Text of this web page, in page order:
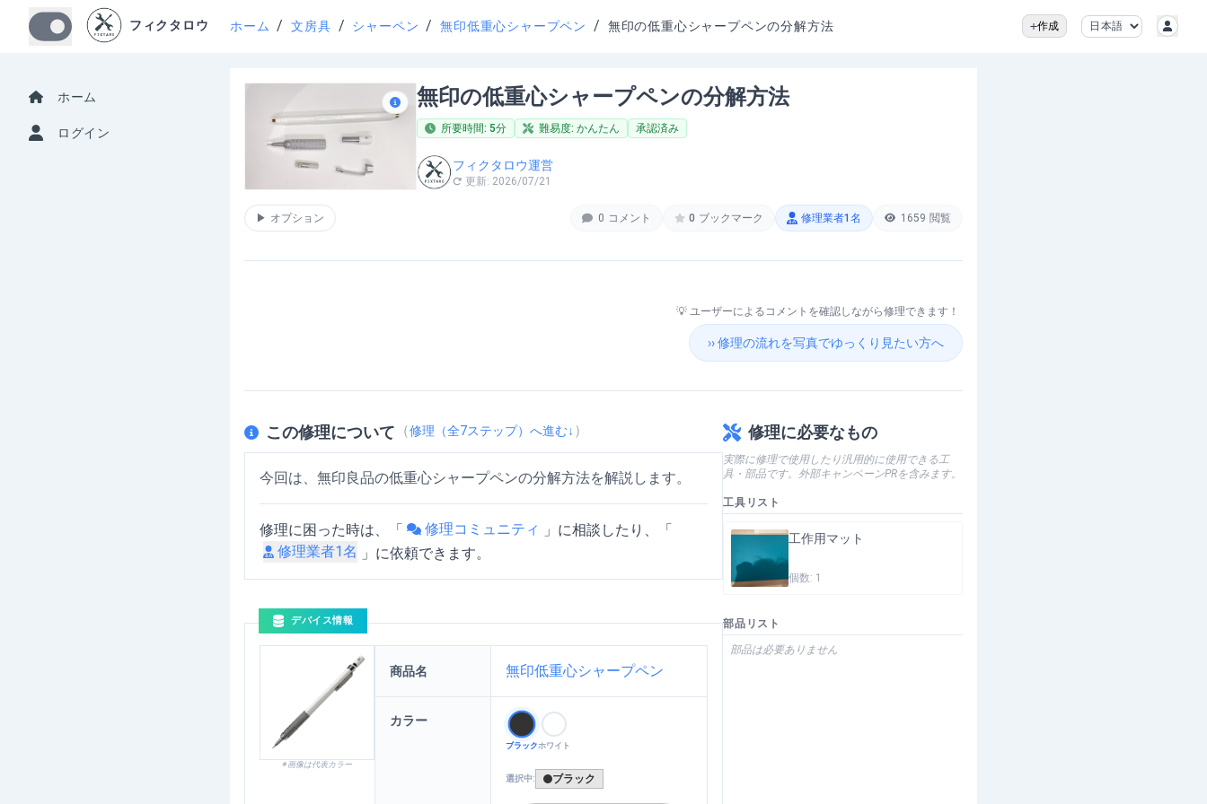
ホーム
ログイン
フィクタロウ ホーム / 文房具 / シャーペン / 無印低重心シャープペン / 無印の低重心シャープペンの分解方法 作成
無印の低重心シャープペンの分解方法
所要時間: 5分 難易度: かんたん 承認済み
フィクタロウ運営
更新: 2026/07/21
▶ オプション 0 コメント 0 ブックマーク 修理業者1 名 1659 閲覧
無印の低重心シャープペンの分解方法 を動画で確認
💡 ユーザーによるコメントを確認しながら修理できます！
›› 修理の流れを写真でゆっくり見たい方へ
この修理について （修理（全7ステップ）へ進む↓ ）
今回は、無印良品の低重心シャープペンの分解方法を解説します。
修理に困った時は、「 修理コミュニティ 」 に相談したり、「
修理業者1名 」に依頼できます。
デバイス情報
※画像は代表カラー
商品名 無印低重心シャープペン
カラー
ブラック ホワイト
選択中: ブラック
修理に必要なもの
実際に修理で使用したり汎用的に使用できる工
具・部品です。外部キャンペーンPRを含みます。
工具リスト
工作用マット
個数: 1
部品リスト
部品は必要ありません